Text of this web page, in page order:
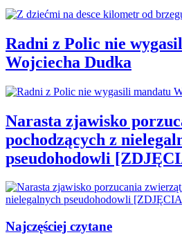
Radni z Polic nie
Wojciecha Dudka
Narasta zjawisko
pochodzących z
pseudohodowli
Najczęściej czytane